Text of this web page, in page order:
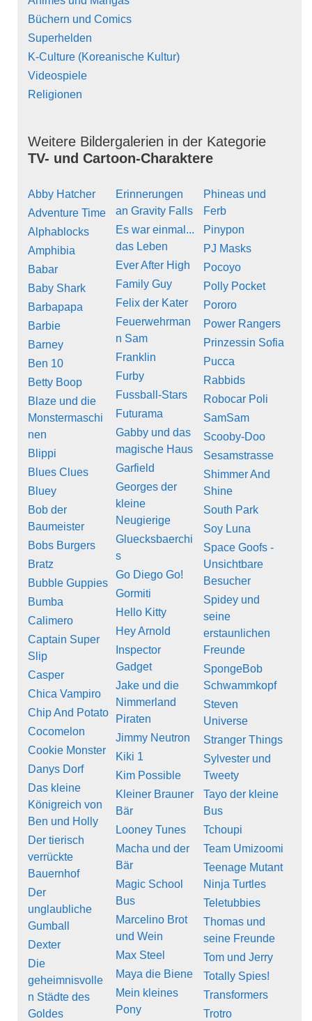
Büchern und Comics
Superhelden
K-Culture (Koreanische Kultur)
Videospiele
Religionen
Weitere Bildergalerien in der Kategorie
TV- und Cartoon-Charaktere
Abby Hatcher
Adventure Time
Alphablocks
Amphibia
Babar
Baby Shark
Barbapapa
Barbie
Barney
Ben 10
Betty Boop
Blaze und die
Monstermaschi
nen
Blippi
Blues Clues
Bluey
Bob der
Baumeister
Bobs Burgers
Bratz
Bubble Guppies
Bumba
Calimero
Captain Super
Slip
Casper
Chica Vampiro
Chip And Potato
Cocomelon
Cookie Monster
Danys Dorf
Das kleine
Königreich von
Ben und Holly
Der tierisch
verrückte
Bauernhof
Der
unglaubliche
Gumball
Dexter
Die
geheimnisvolle
n Städte des
Goldes
Erinnerungen
an Gravity Falls
Es war einmal...
das Leben
Ever After High
Family Guy
Felix der Kater
Feuerwehrman
n Sam
Franklin
Furby
Fussball-Stars
Futurama
Gabby und das
magische Haus
Garfield
Georges der
kleine
Neugierige
Gluecksbaerchi
s
Go Diego Go!
Gormiti
Hello Kitty
Hey Arnold
Inspector
Gadget
Jake und die
Nimmerland
Piraten
Jimmy Neutron
Kiki 1
Kim Possible
Kleiner Brauner
Bär
Looney Tunes
Macha und der
Bär
Magic School
Bus
Marcelino Brot
und Wein
Max Steel
Maya die Biene
Mein kleines
Pony
Phineas und
Ferb
Pinypon
PJ Masks
Pocoyo
Polly Pocket
Pororo
Power Rangers
Prinzessin Sofia
Pucca
Rabbids
Robocar Poli
SamSam
Scooby-Doo
Sesamstrasse
Shimmer And
Shine
South Park
Soy Luna
Space Goofs -
Unsichtbare
Besucher
Spidey und
seine
erstaunlichen
Freunde
SpongeBob
Schwammkopf
Steven
Universe
Stranger Things
Sylvester und
Tweety
Tayo der kleine
Bus
Tchoupi
Team Umizoomi
Teenage Mutant
Ninja Turtles
Teletubbies
Thomas und
seine Freunde
Tom und Jerry
Totally Spies!
Transformers
Trotro